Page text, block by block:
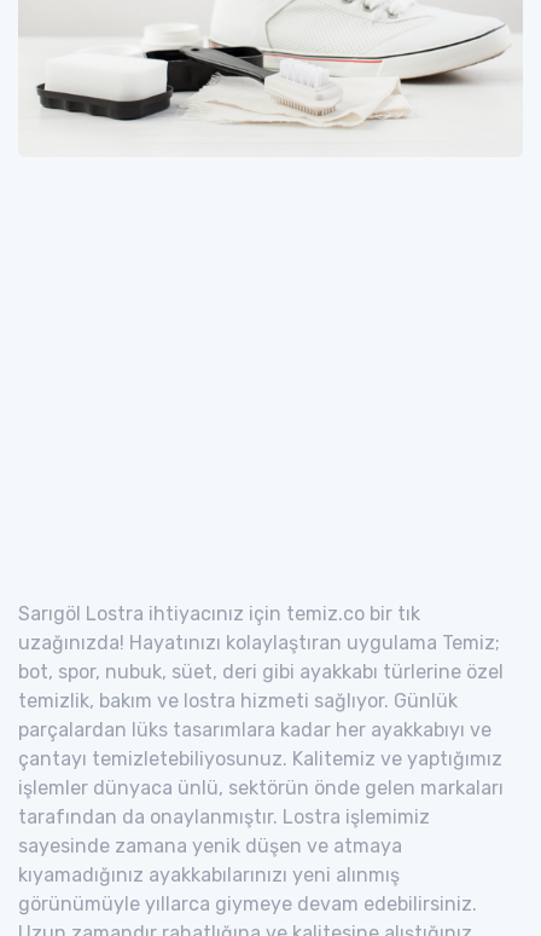
Sarıgöl Lostra ihtiyacınız için temiz.co bir tık
uzağınızda! Hayatınızı kolaylaştıran uygulama Temiz;
bot, spor, nubuk, süet, deri gibi ayakkabı türlerine özel
temizlik, bakım ve lostra hizmeti sağlıyor. Günlük
parçalardan lüks tasarımlara kadar her ayakkabıyı ve
çantayı temizletebiliyosunuz. Kalitemiz ve yaptığımız
işlemler dünyaca ünlü, sektörün önde gelen markaları
tarafından da onaylanmıştır. Lostra işlemimiz
sayesinde zamana yenik düşen ve atmaya
kıyamadığınız ayakkabılarınızı yeni alınmış
görünümüyle yıllarca giymeye devam edebilirsiniz.